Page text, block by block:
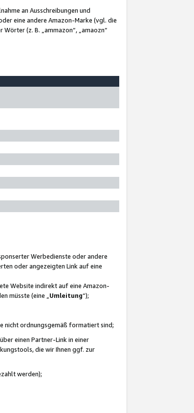
an Ausschreibungen und
eine andere Amazon-Marke (vgl. die
(z. B. „ammazon“, „amaozn“
Werbedienste oder andere
oder angezeigten Link auf eine
Website indirekt auf eine Amazon-
müsste (eine „ Umleitung“);
nicht ordnungsgemäß formatiert sind;
einen Partner-Link in einer
die wir Ihnen ggf. zur
werden);